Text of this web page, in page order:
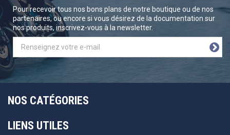
Pour recevoir tous nos bons plans de notre boutique ou de nos
partenaires, ou encore si vous désirez de la documentation sur
nos produits, inscrivez-vous à la newsletter.
NOS CATÉGORIES
LIENS UTILES